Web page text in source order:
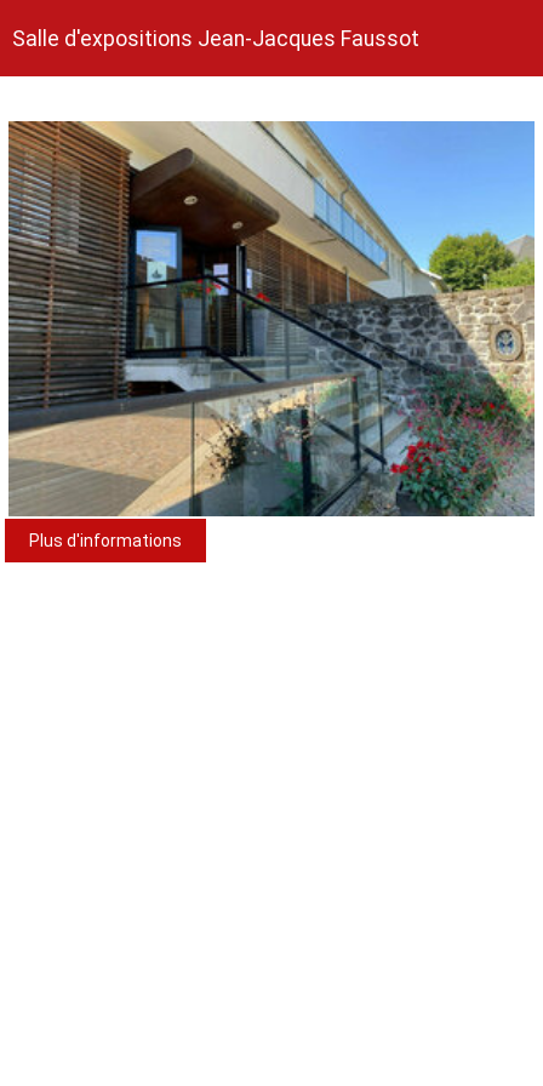
Salle d'expositions Jean-Jacques Faussot
Plus d'informations